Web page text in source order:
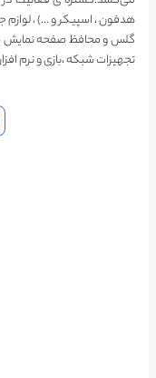
هدفون ، اسپیکر و …) ، لوازم
گلس و محافظ صفحه نمایش ،
تجهیزات شبکه ،بازی و نرم